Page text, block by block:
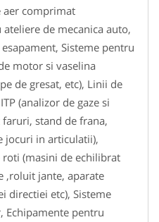
aer comprimat
de mecanica auto,
Sisteme pentru
motor si vaselina
de gresat, etc), Linii de
(analizor de gaze si
stand de frana,
jocuri in articulatii),
(masini de echilibrat
,roluit jante, aparate
directiei etc), Sisteme
Echipamente pentru